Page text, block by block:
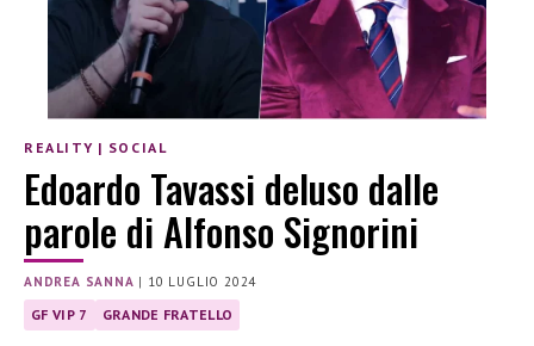
REALITY | SOCIAL
Edoardo Tavassi deluso dalle
parole di Alfonso Signorini
ANDREA SANNA | 10 LUGLIO 2024
GF VIP 7 GRANDE FRATELLO